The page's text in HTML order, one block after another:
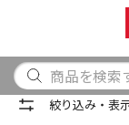
絞り込み・表